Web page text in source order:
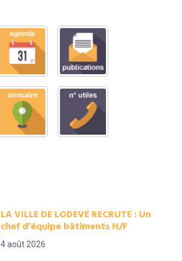
LA VILLE DE LODEVE RECRUTE : Un
chef d’équipe bâtiments H/F
4 août 2026